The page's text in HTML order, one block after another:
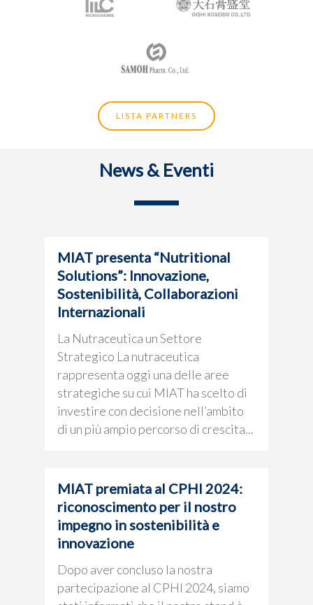
LISTA PARTNERS
News & Eventi
MIAT presenta “Nutritional
Solutions”: Innovazione,
Sostenibilità, Collaborazioni
Internazionali
La Nutraceutica un Settore
Strategico La nutraceutica
rappresenta oggi una delle aree
strategiche su cui MIAT ha scelto di
investire con decisione nell’ambito
di un più ampio percorso di crescita...
MIAT premiata al CPHI 2024:
riconoscimento per il nostro
impegno in sostenibilità e
innovazione
Dopo aver concluso la nostra
partecipazione al CPHI 2024, siamo
Prodotti
API’s
Colonne HPLC
Experience
News &
Certificazioni
Contatti
English